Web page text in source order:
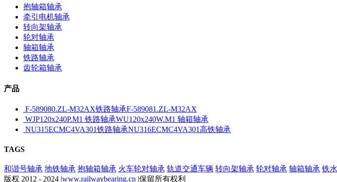
抱轴箱轴承
牵引电机轴承
转向架轴承
轮对轴承
轴箱轴承
铁路轴承
齿轮箱轴承
产品
F-589080.ZL-M32AX铁路轴承F-589081.ZL-M32AX
WJP120x240P.M1 铁路轴承WU120x240W.M1 轴箱轴承
NU315ECMC4VA301铁路轴承NU316ECMC4VA301高铁轴承
TAGS
和谐号轴承 地铁轴承 抱轴箱轴承 火车轮对轴承 轨道交通车辆 转向架轴承 轮对轴承 轴箱轴承 铁
版权 2012 - 2024 |www.railwaybearing.cn |保留所有权利